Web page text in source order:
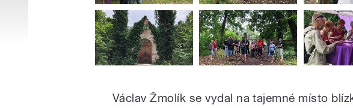
Václav Žmolík se vydal na tajemné místo